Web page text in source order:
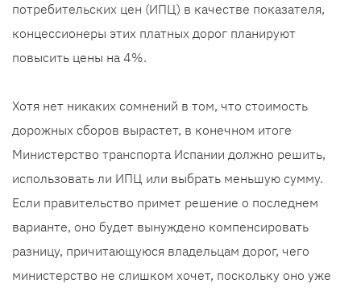
потребительских цен (ИПЦ) в качестве показателя,
концессионеры этих платных дорог планируют
повысить цены на 4%.
Хотя нет никаких сомнений в том, что стоимость
дорожных сборов вырастет, в конечном итоге
Министерство транспорта Испании должно решить,
использовать ли ИПЦ или выбрать меньшую сумму.
Если правительство примет решение о последнем
варианте, оно будет вынуждено компенсировать
разницу, причитающуюся владельцам дорог, чего
министерство не слишком хочет, поскольку оно уже